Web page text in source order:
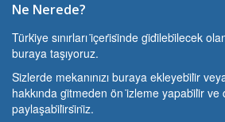
Ne Nerede?
Türki̇ye sınırları i̇çeri̇si̇nde gi̇di̇lebi̇lecek
buraya taşıyoruz.
Si̇zlerde mekanınızı buraya ekleyebi̇li̇r
hakkında gi̇tmeden ön i̇zleme yapabi̇li̇r ve
paylaşabi̇li̇rsi̇ni̇z.